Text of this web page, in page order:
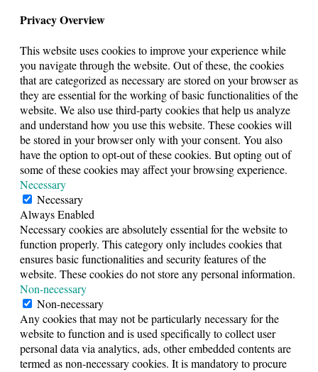
Privacy Overview
This website uses cookies to improve your experience while
you navigate through the website. Out of these, the cookies
that are categorized as necessary are stored on your browser as
they are essential for the working of basic functionalities of the
website. We also use third-party cookies that help us analyze
and understand how you use this website. These cookies will
be stored in your browser only with your consent. You also
have the option to opt-out of these cookies. But opting out of
some of these cookies may affect your browsing experience.
Necessary
Necessary
Always Enabled
Necessary cookies are absolutely essential for the website to
function properly. This category only includes cookies that
ensures basic functionalities and security features of the
website. These cookies do not store any personal information.
Non-necessary
Non-necessary
Any cookies that may not be particularly necessary for the
website to function and is used specifically to collect user
personal data via analytics, ads, other embedded contents are
termed as non-necessary cookies. It is mandatory to procure